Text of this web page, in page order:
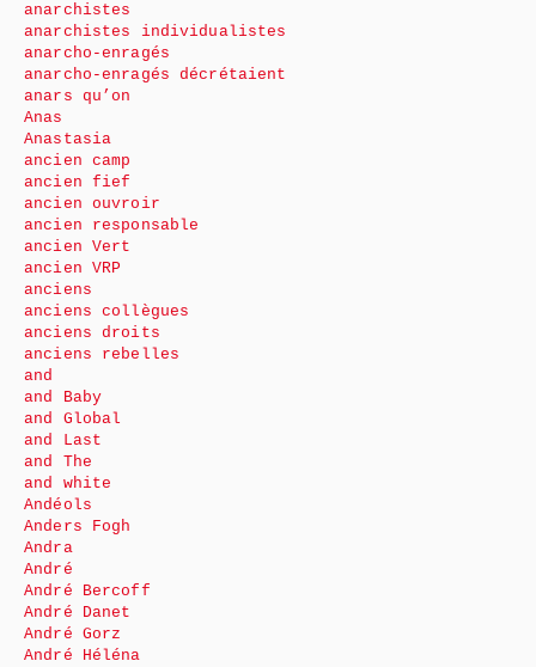
anarchistes
anarchistes individualistes
anarcho-enragés
anarcho-enragés décrétaient
anars qu’on
Anas
Anastasia
ancien camp
ancien fief
ancien ouvroir
ancien responsable
ancien Vert
ancien VRP
anciens
anciens collègues
anciens droits
anciens rebelles
and
and Baby
and Global
and Last
and The
and white
Andéols
Anders Fogh
Andra
André
André Bercoff
André Danet
André Gorz
André Héléna